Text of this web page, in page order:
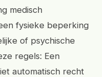
medisch
fysieke beperking
of psychische
regels: Een
automatisch recht